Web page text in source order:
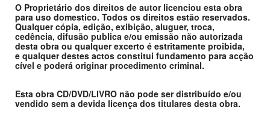
O Proprietário dos direitos de autor licenciou esta obra
para uso domestico. Todos os direitos estão reservados.
Qualquer cópia, edição, exibição, aluguer, troca,
cedência, difusão publica e/ou emissão não autorizada
desta obra ou qualquer excerto é estritamente proibida,
e qualquer destes actos constitui fundamento para acção
cível e poderá originar procedimento criminal.
Esta obra CD/DVD/LIVRO não pode ser distribuído e/ou
vendido sem a devida licença dos titulares desta obra.